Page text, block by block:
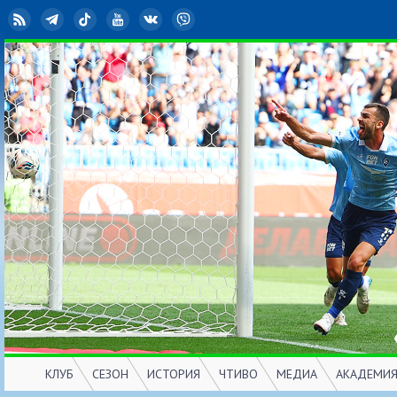
RSS TelegramTikTok YouTubeВКонтакте
КЛУБ
СЕЗОН
ИСТОРИЯ
ЧТИВО
МЕДИА
АКАДЕМИЯ